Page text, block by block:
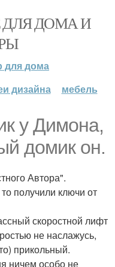
ДЛЯ ДОМА И
для дома
дизайна мебель
у Димона,
домик он.
Автора".
получили ключи от
скоростной лифт
не наслажусь,
прикольный.
ничем особо не